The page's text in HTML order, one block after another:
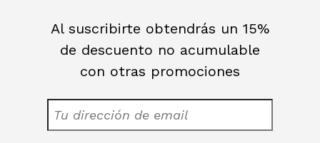
Al suscribirte obtendrás un 15%
de descuento no acumulable
con otras promociones